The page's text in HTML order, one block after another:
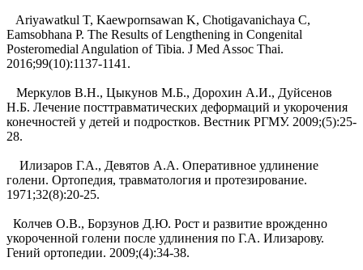
Ariyawatkul T, Kaewpornsawan K, Chotigavanichaya C,
Eamsobhana P. The Results of Lengthening in Congenital
Posteromedial Angulation of Tibia. J Med Assoc Thai.
2016;99(10):1137-1141.
Меркулов В.Н., Цыкунов М.Б., Дорохин А.И., Дуйсенов
Н.Б. Лечение посттравматических деформаций и укоро­чения
конечностей у детей и подростков. Вестник РГМУ. 2009;(5):25-
28.
Илизаров Г.А., Девятов А.А. Оперативное удлинение
голени. Ортопедия, травматология и протезирование.
1971;32(8):20-25.
Колчев О.В., Борзунов Д.Ю. Рост и развитие врожденно
укороченной голени после удлинения по Г.А. Илизарову.
Гений ортопедии. 2009;(4):34-38.